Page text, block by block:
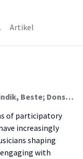
Artikel
de Wit, Krista (Music In Context); Sevindik, Beste; Dons, Karolien (Music In Context)
of participatory
increasingly
shaping
with